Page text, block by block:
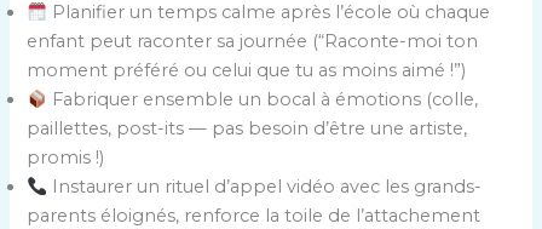
Planifier un temps calme après l’école où chaque
enfant peut raconter sa journée (“Raconte-moi ton
moment préféré ou celui que tu as moins aimé !”)
Fabriquer ensemble un bocal à émotions (colle,
paillettes, post-its — pas besoin d’être une artiste,
promis !)
Instaurer un rituel d’appel vidéo avec les grands-
parents éloignés, renforce la toile de l’attachement